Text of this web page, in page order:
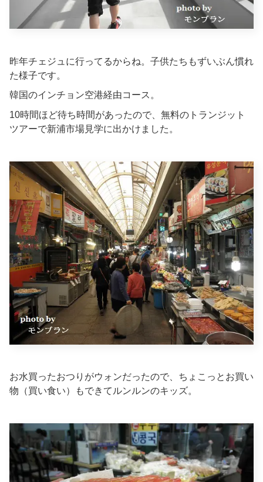
昨年チェジュに行ってるからね。子供たちもずいぶん慣れ
た様子です。
韓国のインチョン空港経由コース。
10時間ほど待ち時間があったので、無料のトランジット
ツアーで新浦市場見学に出かけました。
お水買ったおつりがウォンだったので、ちょこっとお買い
物（買い食い）もできてルンルンのキッズ。